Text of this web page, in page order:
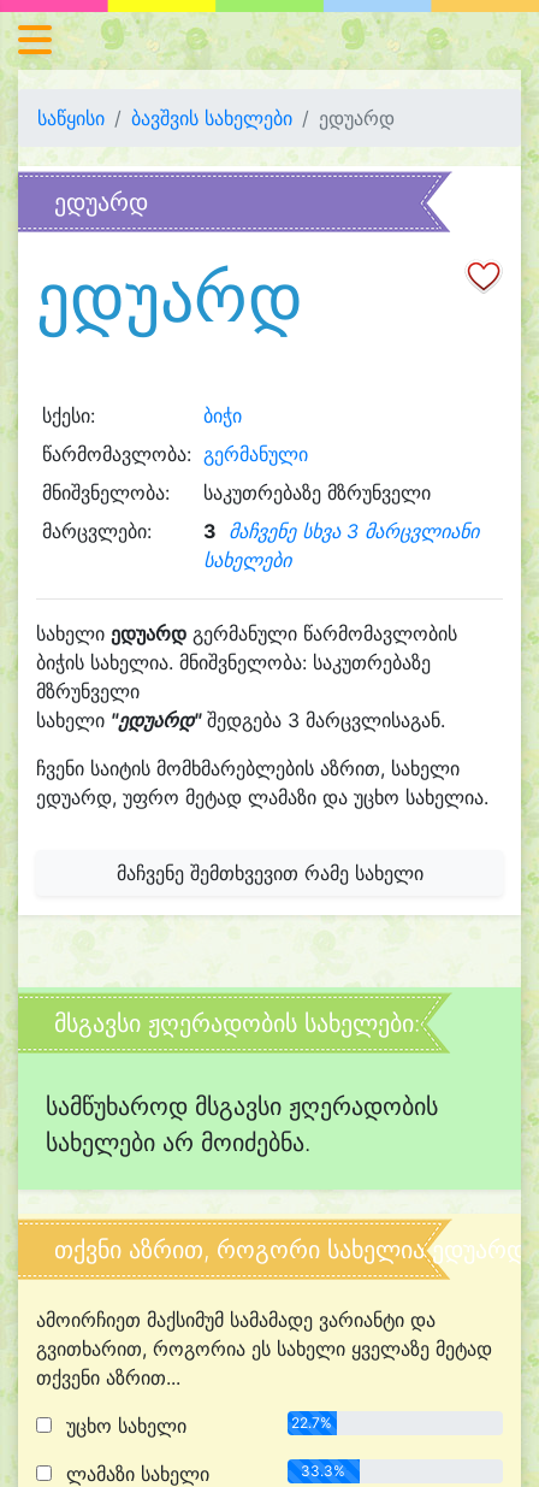
საწყისი ბავშვის სახელები ედუარდ
ედუარდ
ედუარდ
სქესი:
ბიჭი
წარმომავლობა: გერმანული
მნიშვნელობა:
საკუთრებაზე მზრუნველი
მარცვლები:
3 მაჩვენე სხვა 3 მარცვლიანი
სახელები
სახელი ედუარდ გერმანული წარმომავლობის
ბიჭის სახელია. მნიშვნელობა: საკუთრებაზე
მზრუნველი
სახელი "ედუარდ"შედგება 3 მარცვლისაგან.
ჩვენი საიტის მომხმარებლების აზრით, სახელი
ედუარდ, უფრო მეტად ლამაზი და უცხო სახელია.
მაჩვენე შემთხვევით რამე სახელი
მსგავსი ჟღერადობის სახელები:
სამწუხაროდ მსგავსი ჟღერადობის
სახელები არ მოიძებნა.
თქვნი აზრით, როგორი სახელია ედუარდ?
ამოირჩიეთ მაქსიმუმ სამამადე ვარიანტი და
გვითხარით, როგორია ეს სახელი ყველაზე მეტად
თქვენი აზრით...
უცხო სახელი
22.7%
ლამაზი სახელი 33.3%